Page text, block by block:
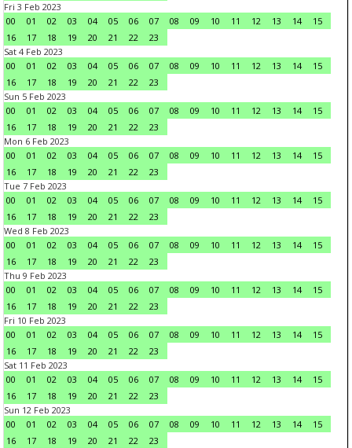
Fri 3 Feb 2023
00
01 02 03 04 05 06 07 08 09 10 11 12 13 14
15
16
17 18 19 20 21 22
23
Sat 4 Feb 2023
00
01 02 03 04 05 06 07 08 09 10 11 12 13 14
15
16
17 18 19 20 21 22
23
Sun 5 Feb 2023
00
01 02 03 04 05 06 07 08 09 10 11 12 13 14
15
16
17 18 19 20 21 22
23
Mon 6 Feb 2023
00
01 02 03 04 05 06 07 08 09 10 11 12 13 14
15
16
17 18 19 20 21 22
23
Tue 7 Feb 2023
00
01 02 03 04 05 06 07 08 09 10 11 12 13 14
15
16
17 18 19 20 21 22
23
Wed 8 Feb 2023
00
01 02 03 04 05 06 07 08 09 10 11 12 13 14
15
16
17 18 19 20 21 22
23
Thu 9 Feb 2023
00
01 02 03 04 05 06 07 08 09 10 11 12 13 14
15
16
17 18 19 20 21 22
23
Fri 10 Feb 2023
00
01 02 03 04 05 06 07 08 09 10 11 12 13 14
15
16
17 18 19 20 21 22
23
Sat 11 Feb 2023
00
01 02 03 04 05 06 07 08 09 10 11 12 13 14
15
16
17 18 19 20 21 22
23
Sun 12 Feb 2023
00
01 02 03 04 05 06 07 08 09 10 11 12 13 14
15
16
17 18 19 20 21 22
23